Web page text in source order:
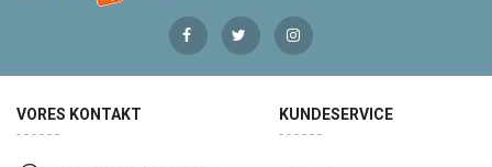
VORES KONTAKT KUNDESERVICE